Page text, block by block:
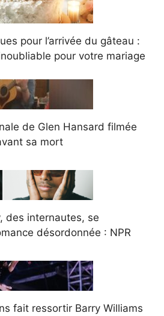
pour l’arrivée du gâteau :
pour votre mariage
de Glen Hansard filmée
sa mort
des internautes, se
désordonnée : NPR
fait ressortir Barry Williams